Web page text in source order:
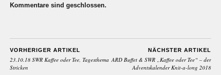
Kommentare sind geschlossen.
VORHERIGER ARTIKEL
23.10.18 SWR Kaffee oder Tee, Tagesthema
Stricken
NÄCHSTER ARTIKEL
ARD Buffet & SWR „Kaffee oder Tee“ – der
Adventskalender Knit-a-long 2018